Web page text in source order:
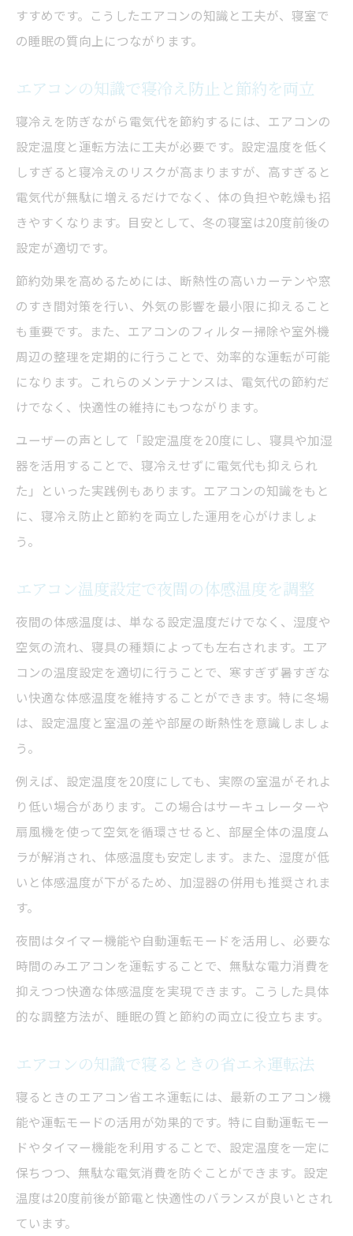
すすめです。こうしたエアコンの知識と工夫が、寝室で
の睡眠の質向上につながります。
エアコンの知識で寝冷え防止と節約を両立
寝冷えを防ぎながら電気代を節約するには、エアコンの
設定温度と運転方法に工夫が必要です。設定温度を低く
しすぎると寝冷えのリスクが高まりますが、高すぎると
電気代が無駄に増えるだけでなく、体の負担や乾燥も招
きやすくなります。目安として、冬の寝室は20度前後の
設定が適切です。
節約効果を高めるためには、断熱性の高いカーテンや窓
のすき間対策を行い、外気の影響を最小限に抑えること
も重要です。また、エアコンのフィルター掃除や室外機
周辺の整理を定期的に行うことで、効率的な運転が可能
になります。これらのメンテナンスは、電気代の節約だ
けでなく、快適性の維持にもつながります。
ユーザーの声として「設定温度を20度にし、寝具や加湿
器を活用することで、寝冷えせずに電気代も抑えられ
た」といった実践例もあります。エアコンの知識をもと
に、寝冷え防止と節約を両立した運用を心がけましょ
う。
エアコン温度設定で夜間の体感温度を調整
夜間の体感温度は、単なる設定温度だけでなく、湿度や
空気の流れ、寝具の種類によっても左右されます。エア
コンの温度設定を適切に行うことで、寒すぎず暑すぎな
い快適な体感温度を維持することができます。特に冬場
は、設定温度と室温の差や部屋の断熱性を意識しましょ
う。
例えば、設定温度を20度にしても、実際の室温がそれよ
り低い場合があります。この場合はサーキュレーターや
扇風機を使って空気を循環させると、部屋全体の温度ム
ラが解消され、体感温度も安定します。また、湿度が低
いと体感温度が下がるため、加湿器の併用も推奨されま
す。
夜間はタイマー機能や自動運転モードを活用し、必要な
時間のみエアコンを運転することで、無駄な電力消費を
抑えつつ快適な体感温度を実現できます。こうした具体
的な調整方法が、睡眠の質と節約の両立に役立ちます。
エアコンの知識で寝るときの省エネ運転法
寝るときのエアコン省エネ運転には、最新のエアコン機
能や運転モードの活用が効果的です。特に自動運転モー
ドやタイマー機能を利用することで、設定温度を一定に
保ちつつ、無駄な電気消費を防ぐことができます。設定
温度は20度前後が節電と快適性のバランスが良いとされ
ています。